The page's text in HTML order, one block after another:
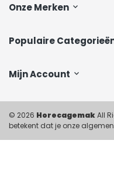
Onze Merken
Populaire
Mijn Account
© 2026 HorecagemakAll
betekent dat je onze